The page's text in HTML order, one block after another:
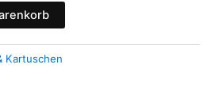
Preis
ist:
€34.90.
Kartuschen